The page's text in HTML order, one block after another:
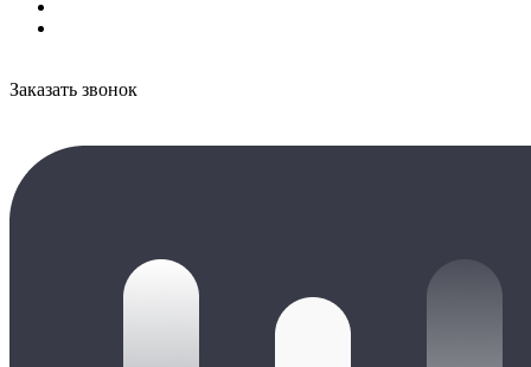
Заказать звонок